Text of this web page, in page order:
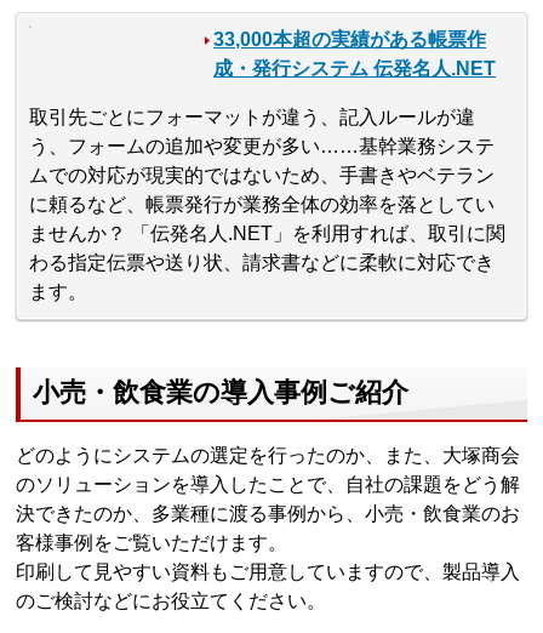
33,000本超の実績がある帳票作
成・発行システム 伝発名人.NET
取引先ごとにフォーマットが違う、記入ルールが違
う、フォームの追加や変更が多い……基幹業務システ
ムでの対応が現実的ではないため、手書きやベテラン
に頼るなど、帳票発行が業務全体の効率を落としてい
ませんか？ 「伝発名人.NET」を利用すれば、取引に関
わる指定伝票や送り状、請求書などに柔軟に対応でき
ます。
小売・飲食業の導入事例ご紹介
どのようにシステムの選定を行ったのか、また、大塚商会
のソリューションを導入したことで、自社の課題をどう解
決できたのか、多業種に渡る事例から、小売・飲食業のお
客様事例をご覧いただけます。
印刷して見やすい資料もご用意していますので、製品導入
のご検討などにお役立てください。